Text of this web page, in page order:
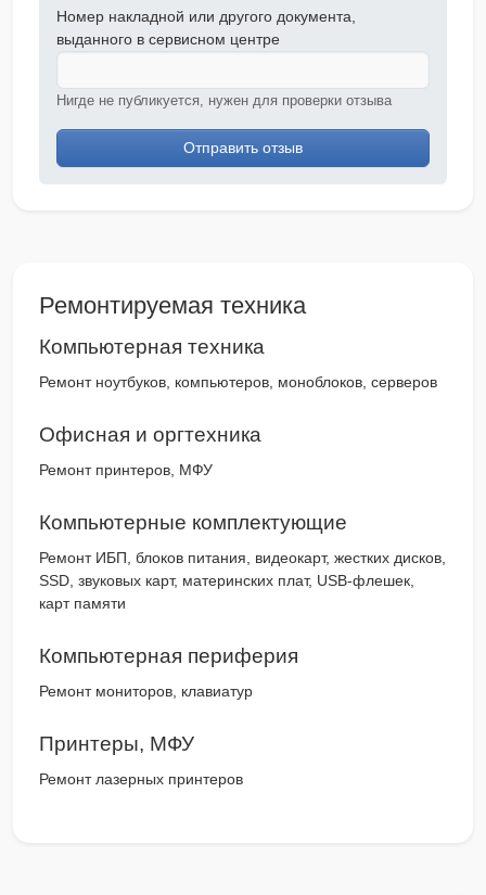
Номер накладной или другого документа,
выданного в сервисном центре
Нигде не публикуется, нужен для проверки отзыва
Отправить отзыв
Ремонтируемая техника
Компьютерная техника
Ремонт ноутбуков, компьютеров, моноблоков, серверов
Офисная и оргтехника
Ремонт принтеров, МФУ
Компьютерные комплектующие
Ремонт ИБП, блоков питания, видеокарт, жестких дисков,
SSD, звуковых карт, материнских плат, USB-флешек,
карт памяти
Компьютерная периферия
Ремонт мониторов, клавиатур
Принтеры, МФУ
Ремонт лазерных принтеров